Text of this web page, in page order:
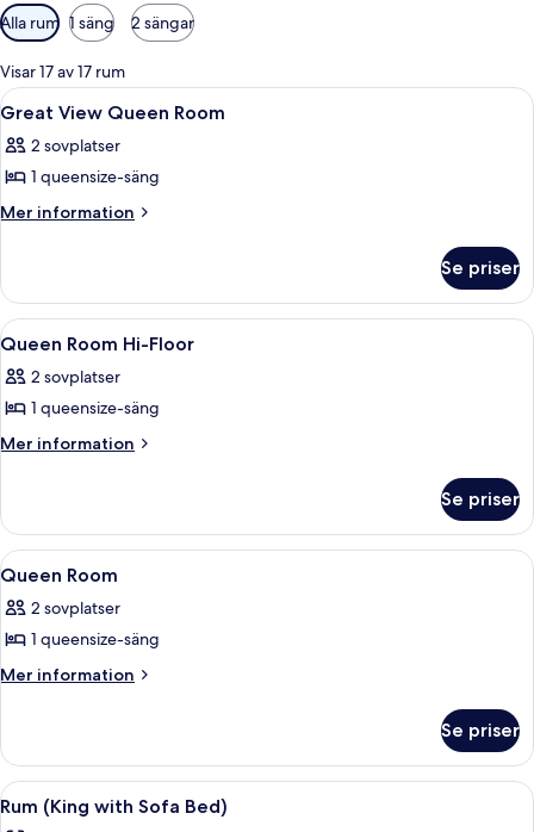
Tillgängliga
filter
för
rum
Alla rum 1 säng 2 sängar
Visar 17 av 17 rum
Öppna
alla
foton
för
Great
Room
Egyptiska bomullslakan och
7
Great View Queen Room
2 sovplatser
1 queensize-säng
Mer information
Mer
View
Queen
Room
Se priser
Öppna
alla
foton
för
Queen
Floor
Ett litet, mysigt sovrum med en
6
Queen Room Hi-Floor
2 sovplatser
1 queensize-säng
Mer information
Mer
Room
Hi-
Floor
Se priser
Öppna
alla
foton
för
Queen
Egyptiska bomullslakan och
10
Queen Room
2 sovplatser
1 queensize-säng
Mer information
Mer
Room
Se priser
Öppna
alla
Ett modernt, minimalistiskt sovrum
4
Rum (King with Sofa Bed)